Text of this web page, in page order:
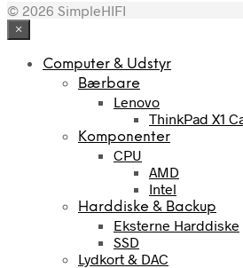
© 2026 SimpleHIFI
×
Computer & Udstyr
Bærbare
Lenovo
ThinkPad X1
Komponenter
CPU
AMD
Intel
Harddiske & Backup
Eksterne Harddiske
SSD
Lydkort & DAC